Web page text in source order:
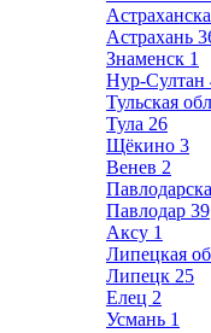
Астрахань
Знаменск 1
Нур-Султан
Тульская
Тула 26
Щёкино 3
Венев 2
Павлодар 39
Аксу 1
Липецкая
Липецк 25
Елец 2
Усмань 1